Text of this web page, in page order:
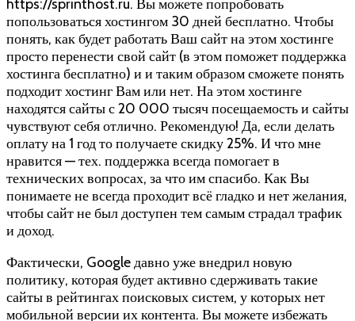
https://sprinthost.ru. Вы можете попробовать
попользоваться хостингом 30 дней бесплатно. Чтобы
понять, как будет работать Ваш сайт на этом хостинге
просто перенести свой сайт (в этом поможет поддержка
хостинга бесплатно) и и таким образом сможете понять
подходит хостинг Вам или нет. На этом хостинге
находятся сайты с 20 000 тысяч посещаемость и сайты
чувствуют себя отлично. Рекомендую! Да, если делать
оплату на 1 год то получаете скидку 25%. И что мне
нравится — тех. поддержка всегда помогает в
технических вопросах, за что им спасибо. Как Вы
понимаете не всегда проходит всё гладко и нет желания,
чтобы сайт не был доступен тем самым страдал трафик
и доход.
Фактически, Google давно уже внедрил новую
политику, которая будет активно сдерживать такие
сайты в рейтингах поисковых систем, у которых нет
мобильной версии их контента. Вы можете избежать